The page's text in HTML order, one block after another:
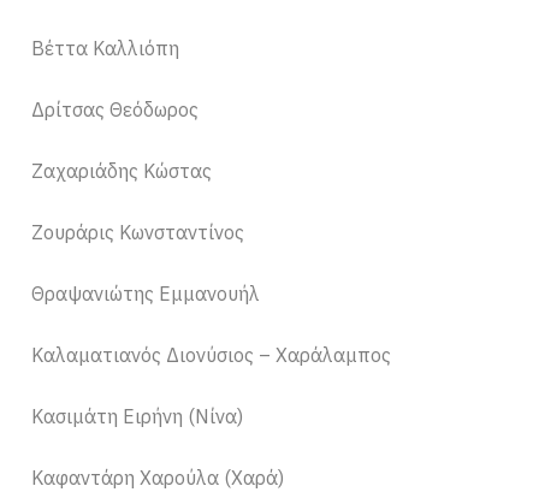
Βέττα Καλλιόπη
Δρίτσας Θεόδωρος
Ζαχαριάδης Κώστας
Ζουράρις Κωνσταντίνος
Θραψανιώτης Εμμανουήλ
Καλαματιανός Διονύσιος – Χαράλαμπος
Κασιμάτη Ειρήνη (Νίνα)
Καφαντάρη Χαρούλα (Χαρά)